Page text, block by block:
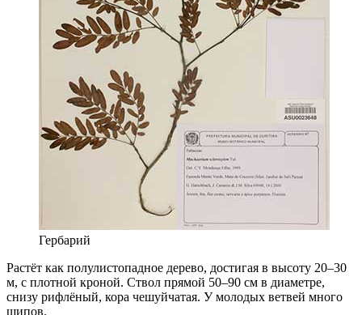
Гербарий
Растёт как полулистопадное дерево, достигая в высоту 20–30
м, с плотной кроной. Ствол прямой 50–90 см в диаметре,
снизу рифлёный, кора чешуйчатая. У молодых ветвей много
шипов.